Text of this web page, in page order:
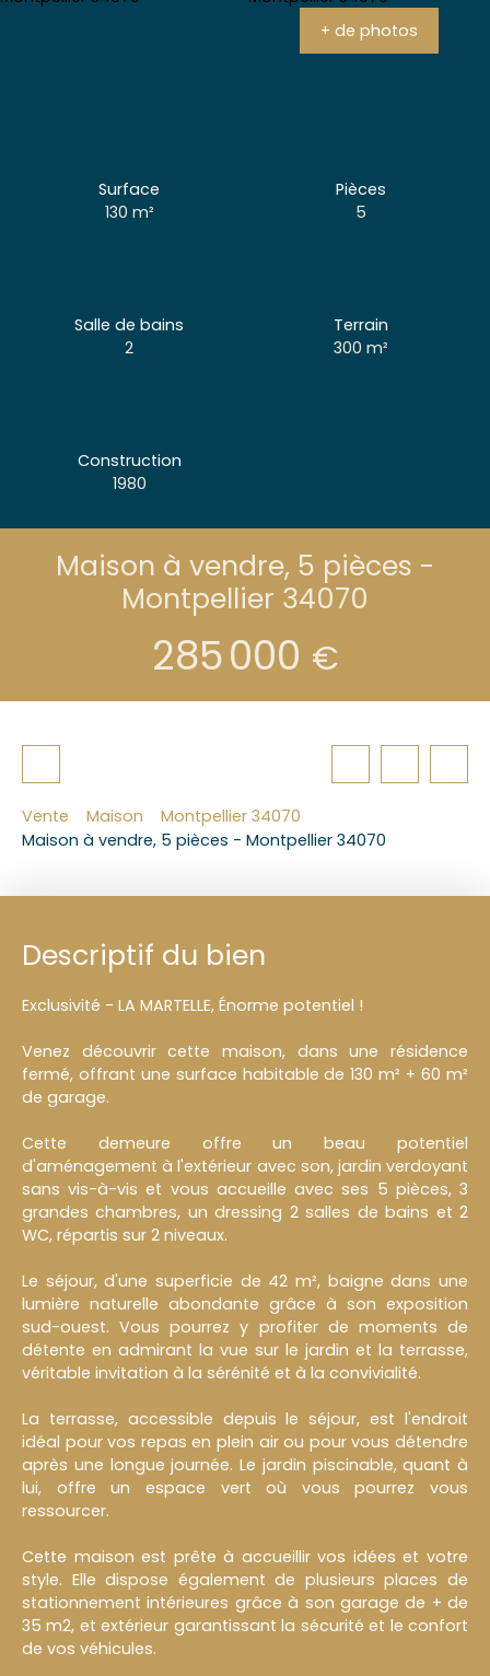
+ de photos
Surface
130 m²
Pièces
5
Salle de bains
2
Terrain
300 m²
Construction
1980
Maison à vendre, 5 pièces -
Montpellier 34070
285 000 €
Vente Maison
Montpellier 34070
Maison à vendre, 5 pièces - Montpellier 34070
Descriptif du bien
Exclusivité - LA MARTELLE, Énorme potentiel !
Venez découvrir cette maison, dans une résidence
fermé, offrant une surface habitable de 130 m² + 60 m²
de garage.
Cette demeure offre un beau potentiel
d'aménagement à l'extérieur avec son, jardin verdoyant
sans vis-à-vis et vous accueille avec ses 5 pièces, 3
grandes chambres, un dressing 2 salles de bains et 2
WC, répartis sur 2 niveaux.
Le séjour, d'une superficie de 42 m², baigne dans une
lumière naturelle abondante grâce à son exposition
sud-ouest. Vous pourrez y profiter de moments de
détente en admirant la vue sur le jardin et la terrasse,
véritable invitation à la sérénité et à la convivialité.
La terrasse, accessible depuis le séjour, est l'endroit
idéal pour vos repas en plein air ou pour vous détendre
après une longue journée. Le jardin piscinable, quant à
lui, offre un espace vert où vous pourrez vous
ressourcer.
Cette maison est prête à accueillir vos idées et votre
style. Elle dispose également de plusieurs places de
stationnement intérieures grâce à son garage de + de
35 m2, et extérieur garantissant la sécurité et le confort
de vos véhicules.